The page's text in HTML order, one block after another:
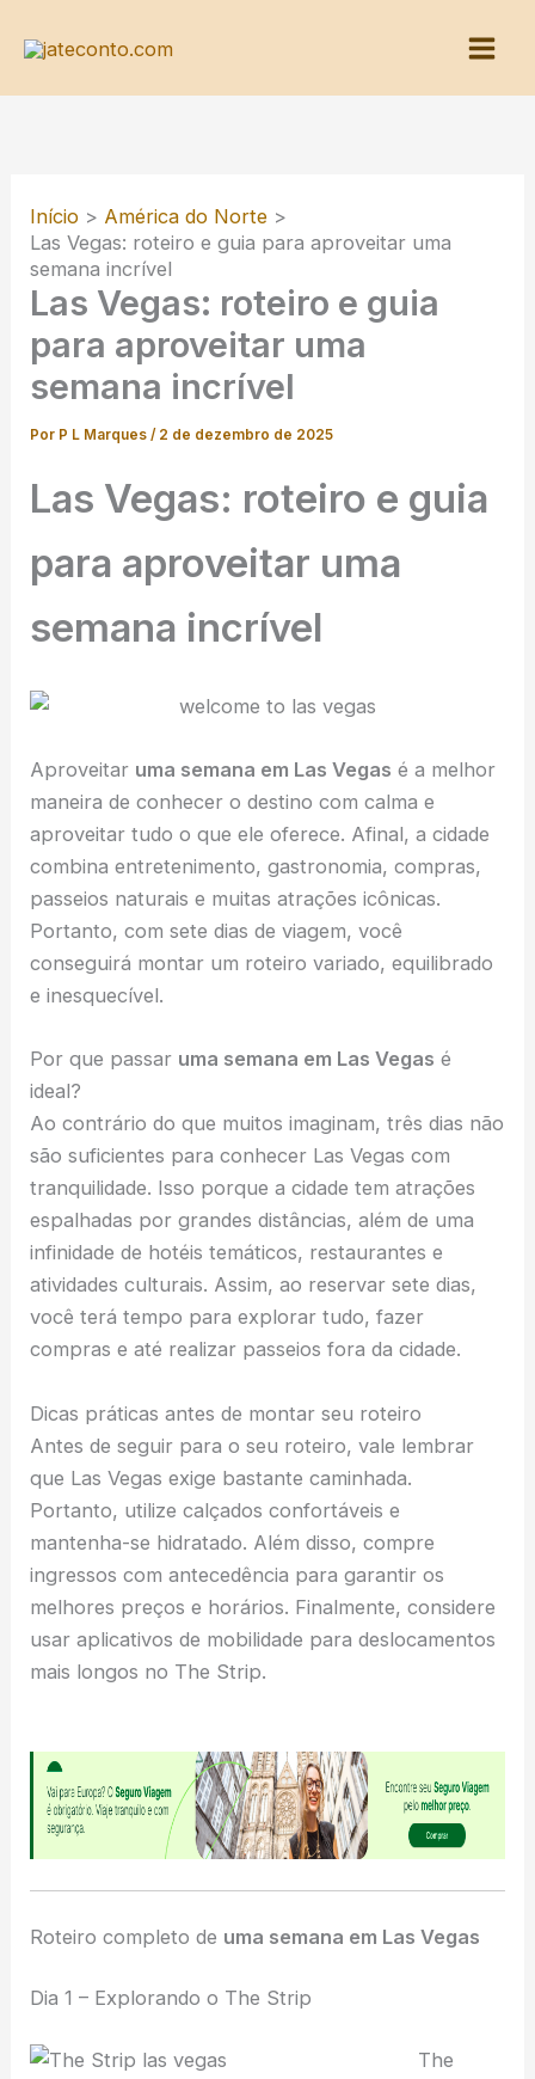
para
Início
América do Norte
Las Vegas: roteiro e guia para aproveitar uma
semana incrível
Las Vegas: roteiro e guia
para aproveitar uma
semana incrível
Por P L Marques/ 2 de dezembro de 2025
Las Vegas: roteiro e guia
para aproveitar uma
semana incrível
Aproveitar uma semana em Las Vegas é a melhor
maneira de conhecer o destino com calma e
aproveitar tudo o que ele oferece. Afinal, a cidade
combina entretenimento, gastronomia, compras,
passeios naturais e muitas atrações icônicas.
Portanto, com sete dias de viagem, você
conseguirá montar um roteiro variado, equilibrado
e inesquecível.
Por que passar uma semana em Las Vegas é
ideal?
Ao contrário do que muitos imaginam, três dias não
são suficientes para conhecer Las Vegas com
tranquilidade. Isso porque a cidade tem atrações
espalhadas por grandes distâncias, além de uma
infinidade de hotéis temáticos, restaurantes e
atividades culturais. Assim, ao reservar sete dias,
você terá tempo para explorar tudo, fazer
compras e até realizar passeios fora da cidade.
Dicas práticas antes de montar seu roteiro
Antes de seguir para o seu roteiro, vale lembrar
que Las Vegas exige bastante caminhada.
Portanto, utilize calçados confortáveis e
mantenha-se hidratado. Além disso, compre
ingressos com antecedência para garantir os
melhores preços e horários. Finalmente, considere
usar aplicativos de mobilidade para deslocamentos
mais longos no The Strip.
Roteiro completo de uma semana em Las Vegas
Dia 1 – Explorando o The Strip
The